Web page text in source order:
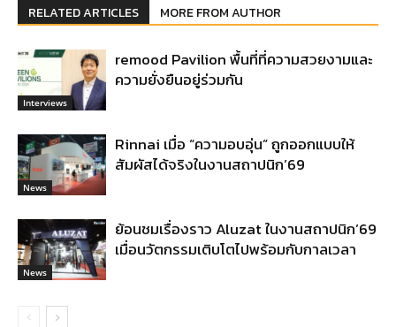
RELATED ARTICLES MORE FROM AUTHOR
Interviews
remood Pavilion พื้นที่ที่ความสวยงามและ
ความยั่งยืนอยู่ร่วมกัน
News
Rinnai เมื่อ “ความอบอุ่น” ถูกออกแบบให้
สัมผัสได้จริงในงานสถาปนิก’69
News
ย้อนชมเรื่องราว Aluzat ในงานสถาปนิก’69
เมื่อนวัตกรรมเติบโตไปพร้อมกับกาลเวลา